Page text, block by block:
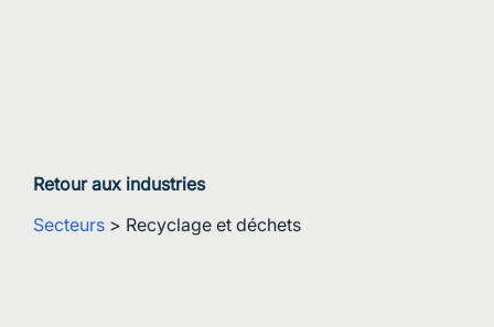
Retour aux industries
Secteurs > Recyclage et déchets